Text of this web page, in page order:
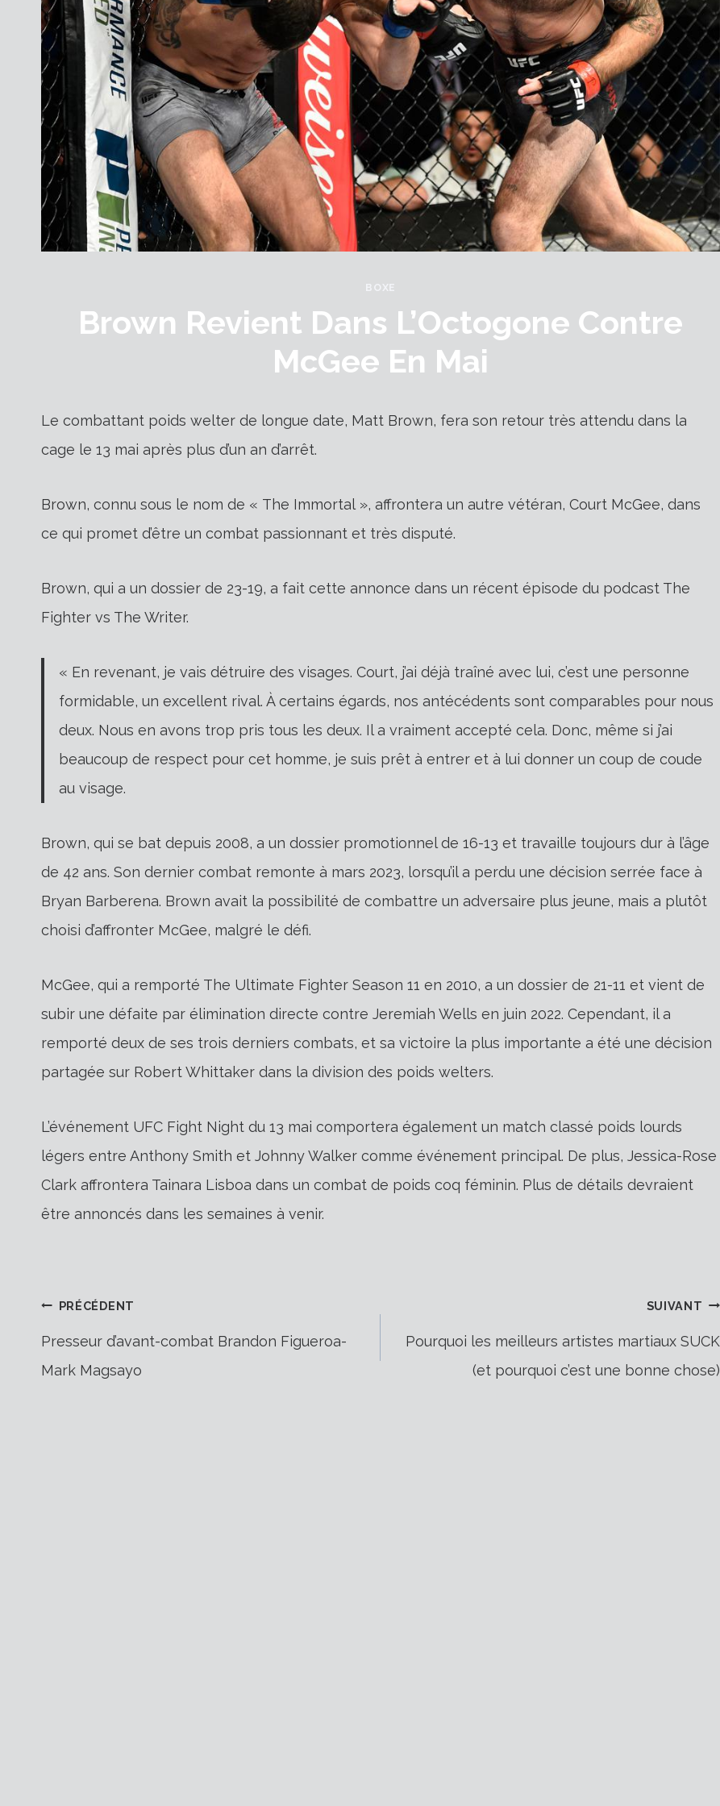
BOXE
Brown Revient Dans L’Octogone Contre
McGee En Mai
Le combattant poids welter de longue date, Matt Brown, fera son retour très attendu dans la
cage le 13 mai après plus d’un an d’arrêt.
Brown, connu sous le nom de « The Immortal », affrontera un autre vétéran, Court McGee, dans
ce qui promet d’être un combat passionnant et très disputé.
Brown, qui a un dossier de 23-19, a fait cette annonce dans un récent épisode du podcast The
Fighter vs The Writer.
« En revenant, je vais détruire des visages. Court, j’ai déjà traîné avec lui, c’est une personne
formidable, un excellent rival. À certains égards, nos antécédents sont comparables pour nous
deux. Nous en avons trop pris tous les deux. Il a vraiment accepté cela. Donc, même si j’ai
beaucoup de respect pour cet homme, je suis prêt à entrer et à lui donner un coup de coude
au visage.
Brown, qui se bat depuis 2008, a un dossier promotionnel de 16-13 et travaille toujours dur à l’âge
de 42 ans. Son dernier combat remonte à mars 2023, lorsqu’il a perdu une décision serrée face à
Bryan Barberena. Brown avait la possibilité de combattre un adversaire plus jeune, mais a plutôt
choisi d’affronter McGee, malgré le défi.
McGee, qui a remporté The Ultimate Fighter Season 11 en 2010, a un dossier de 21-11 et vient de
subir une défaite par élimination directe contre Jeremiah Wells en juin 2022. Cependant, il a
remporté deux de ses trois derniers combats, et sa victoire la plus importante a été une décision
partagée sur Robert Whittaker dans la division des poids welters.
L’événement UFC Fight Night du 13 mai comportera également un match classé poids lourds
légers entre Anthony Smith et Johnny Walker comme événement principal. De plus, Jessica-Rose
Clark affrontera Tainara Lisboa dans un combat de poids coq féminin. Plus de détails devraient
être annoncés dans les semaines à venir.
Navigation
PRÉCÉDENT
Presseur d’avant-combat Brandon Figueroa-
Mark Magsayo
SUIVANT
Pourquoi les meilleurs artistes martiaux SUCK
(et pourquoi c’est une bonne chose)